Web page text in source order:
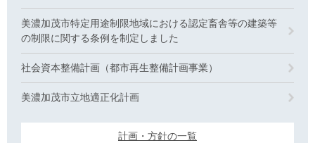
美濃加茂市特定用途制限地域における認定畜舎等の建築等
の制限に関する条例を制定しました
社会資本整備計画（都市再生整備計画事業）
美濃加茂市立地適正化計画
計画・方針の一覧